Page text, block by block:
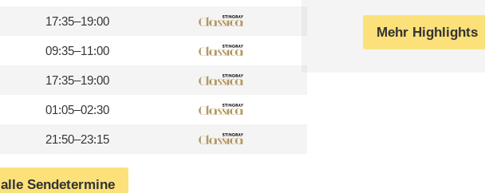
17:35–19:00
09:35–11:00
17:35–19:00
01:05–02:30
21:50–23:15
alle Sendetermine
Mehr Highlights